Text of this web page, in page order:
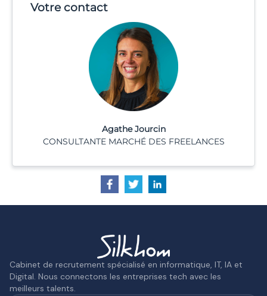
Votre contact
Agathe Jourcin
CONSULTANTE MARCHÉ DES FREELANCES
Cabinet de recrutement spécialisé en informatique, IT, IA et
Digital. Nous connectons les entreprises tech avec les
meilleurs talents.